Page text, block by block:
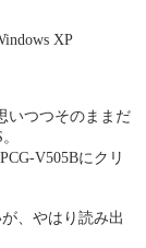
XP
いつつそのままだ
V505Bにクリ
、やはり読み出